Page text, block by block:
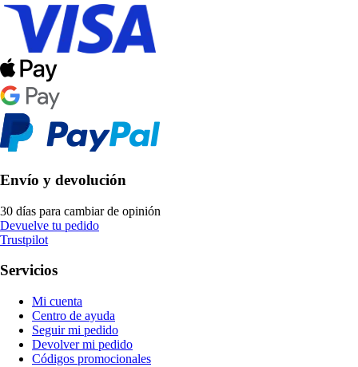
Envío y devolución
30 días para cambiar de opinión
Devuelve tu pedido
Trustpilot
Servicios
Mi cuenta
Centro de ayuda
Seguir mi pedido
Devolver mi pedido
Códigos promocionales